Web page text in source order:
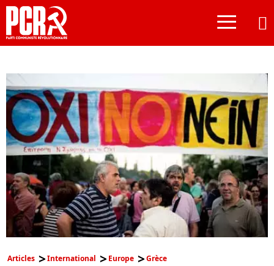
≡
Articles International Europe Grèce